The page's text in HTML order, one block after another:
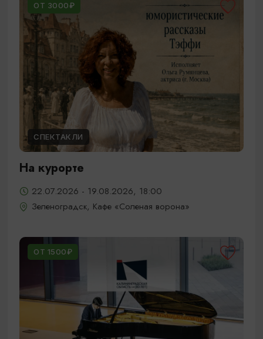
ОТ 3000₽
СПЕКТАКЛИ
На курорте
22.07.2026 - 19.08.2026, 18:00
Зеленоградск, Кафе «Соленая ворона»
ОТ 1500₽